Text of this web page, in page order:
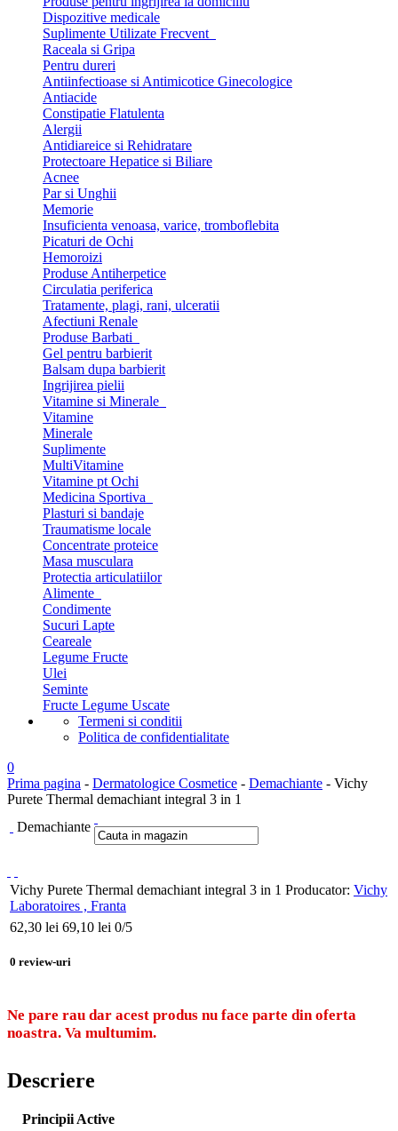
Dispozitive medicale
Suplimente Utilizate Frecvent
Raceala si Gripa
Pentru dureri
Antiinfectioase si Antimicotice Ginecologice
Antiacide
Constipatie Flatulenta
Alergii
Antidiareice si Rehidratare
Protectoare Hepatice si Biliare
Acnee
Par si Unghii
Memorie
Insuficienta venoasa, varice, tromboflebita
Picaturi de Ochi
Hemoroizi
Produse Antiherpetice
Circulatia periferica
Tratamente, plagi, rani, ulceratii
Afectiuni Renale
Produse Barbati
Gel pentru barbierit
Balsam dupa barbierit
Ingrijirea pielii
Vitamine si Minerale
Vitamine
Minerale
Suplimente
MultiVitamine
Vitamine pt Ochi
Medicina Sportiva
Plasturi si bandaje
Traumatisme locale
Concentrate proteice
Masa musculara
Protectia articulatiilor
Alimente
Condimente
Sucuri Lapte
Ceareale
Legume Fructe
Ulei
Seminte
Fructe Legume Uscate
Termeni si conditii
Politica de confidentialitate
0
Prima pagina - Dermatologice Cosmetice - Demachiante - Vichy
Purete Thermal demachiant integral 3 in 1
Demachiante
Vichy Purete Thermal demachiant integral 3 in 1 Producator: Vichy
Laboratoires , Franta
62,30 lei 69,10 lei 0/5
0 review-uri
Ne pare rau dar acest produs nu face parte din oferta
noastra. Va multumim.
Descriere
Principii Active